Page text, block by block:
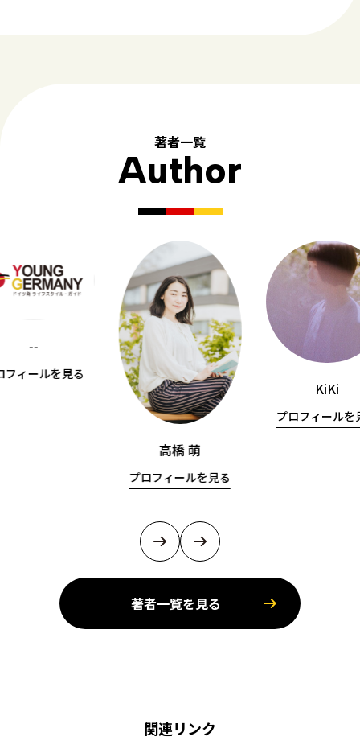
著者一覧
Author
--
フィールを見る
高橋 萌
プロフィールを見る
KiKi
プロフィールを
著者一覧を見る
関連リンク